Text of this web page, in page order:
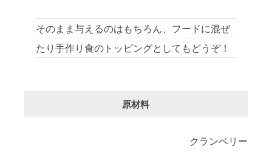
そのまま与えるのはもちろん、フードに混ぜ
たり手作り食のトッピングとしてもどうぞ！
原材料
クランベリー